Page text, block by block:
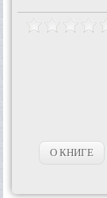
О КНИГЕ